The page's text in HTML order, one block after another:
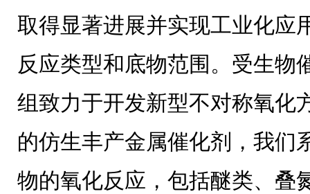
取得显著进展并实现工业化应
反应类型和底物范围。受生物
组致力于开发新型不对称氧化
的仿生丰产金属催化剂，我们
物的氧化反应，包括醚类、叠